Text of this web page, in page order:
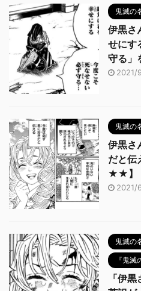
鬼滅の
伊黒さ
せにす
守る」
2021/
鬼滅の
伊黒さ
だと伝
★★】
2021/
鬼滅の
『鬼
「伊